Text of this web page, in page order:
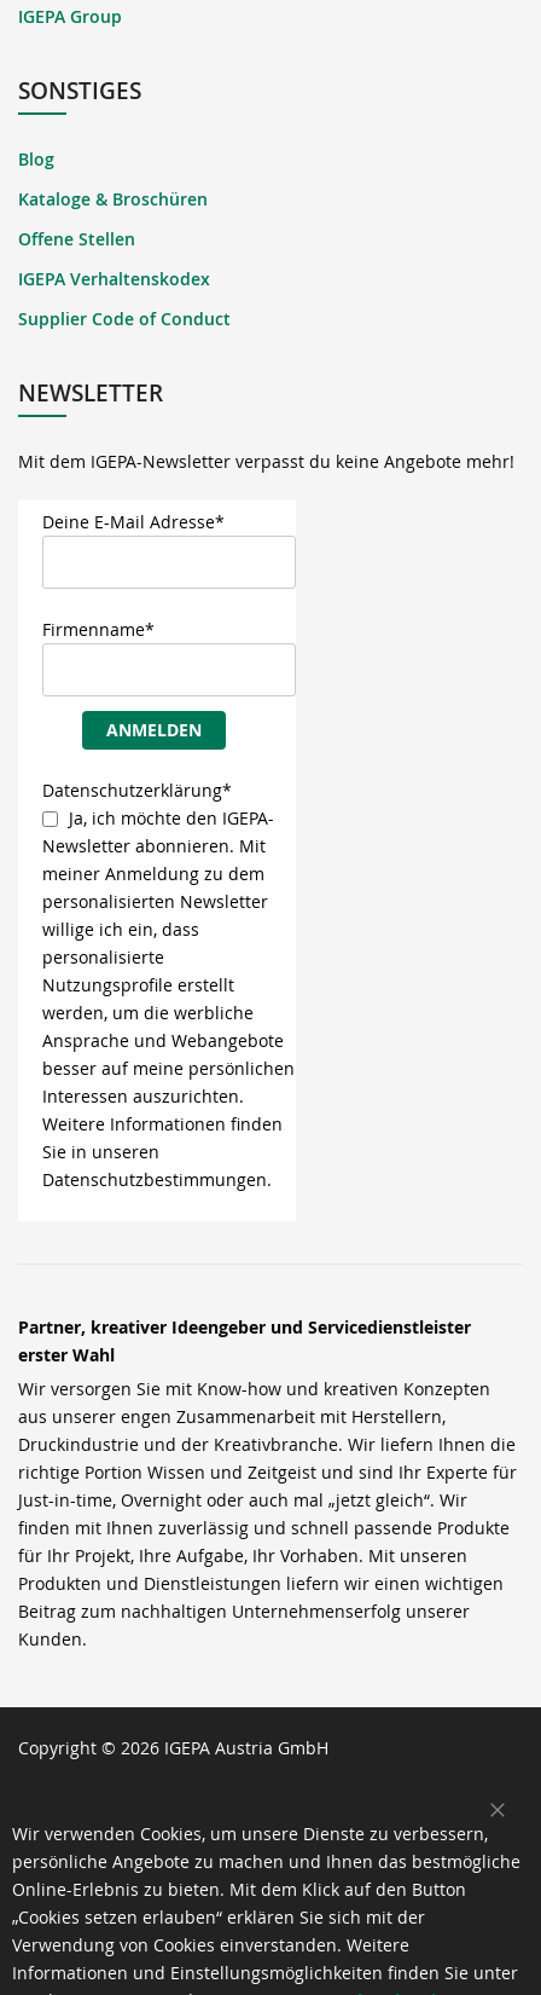
IGEPA Group
SONSTIGES
Blog
Kataloge & Broschüren
Offene Stellen
IGEPA Verhaltenskodex
Supplier Code of Conduct
NEWSLETTER
Mit dem IGEPA-Newsletter verpasst du keine Angebote mehr!
Deine E-Mail Adresse*
Firmenname*
ANMELDEN
Datenschutzerklärung*
Ja, ich möchte den IGEPA-
Newsletter abonnieren. Mit
meiner Anmeldung zu dem
personalisierten Newsletter
willige ich ein, dass
personalisierte
Nutzungsprofile erstellt
werden, um die werbliche
Ansprache und Webangebote
besser auf meine persönlichen
Interessen auszurichten.
Weitere Informationen finden
Sie in unseren
Datenschutzbestimmungen.
Partner, kreativer Ideengeber und Servicedienstleister
erster Wahl
Wir versorgen Sie mit Know-how und kreativen Konzepten
aus unserer engen Zusammenarbeit mit Herstellern,
Druckindustrie und der Kreativbranche. Wir liefern Ihnen die
richtige Portion Wissen und Zeitgeist und sind Ihr Experte für
Just-in-time, Overnight oder auch mal „jetzt gleich“. Wir
finden mit Ihnen zuverlässig und schnell passende Produkte
für Ihr Projekt, Ihre Aufgabe, Ihr Vorhaben. Mit unseren
Produkten und Dienstleistungen liefern wir einen wichtigen
Beitrag zum nachhaltigen Unternehmenserfolg unserer
Kunden.
Copyright © 2026 IGEPA Austria GmbH
Wir verwenden Cookies, um unsere Dienste zu verbessern,
persönliche Angebote zu machen und Ihnen das bestmögliche
Online-Erlebnis zu bieten. Mit dem Klick auf den Button
„Cookies setzen erlauben“ erklären Sie sich mit der
Verwendung von Cookies einverstanden. Weitere
Informationen und Einstellungsmöglichkeiten finden Sie unter